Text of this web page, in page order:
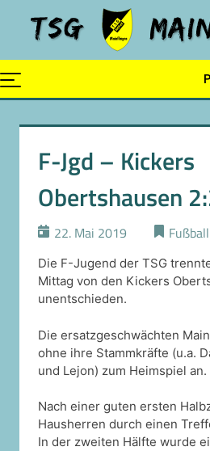
F-Jgd – Kickers
Obertshausen
22. Mai 2019 Fußball
Die F-Jugend der TSG
Mittag von den Kickers
unentschieden.
Die ersatzgeschwächten
ohne ihre Stammkräfte (u.a.
und Lejon) zum Heimspiel an.
Nach einer guten ersten
Hausherren durch einen
In der zweiten Hälfte wurde